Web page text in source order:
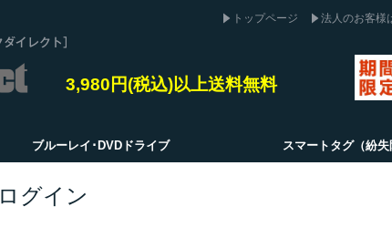
トップページ 法人のお客様
3,980円(税込)以上送料無料
ブルーレイ･DVDドライブ スマートタグ（紛失
ログイン